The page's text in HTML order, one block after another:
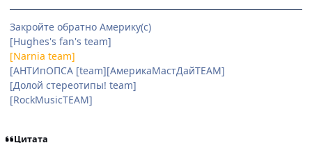
Закройте обратно Америку(с)
[Hughes's fan's team]
[Narnia team]
[АНТИпОПСА [team][АмерикаМастДайTEAM]
[Долой стереотипы! team]
[RockMusicTEAM]
Цитата